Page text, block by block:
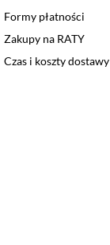
Formy płatności
Zakupy na RATY
Czas i koszty dostawy